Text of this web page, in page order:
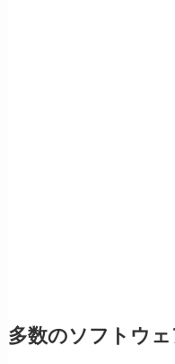
多数のソフトウ